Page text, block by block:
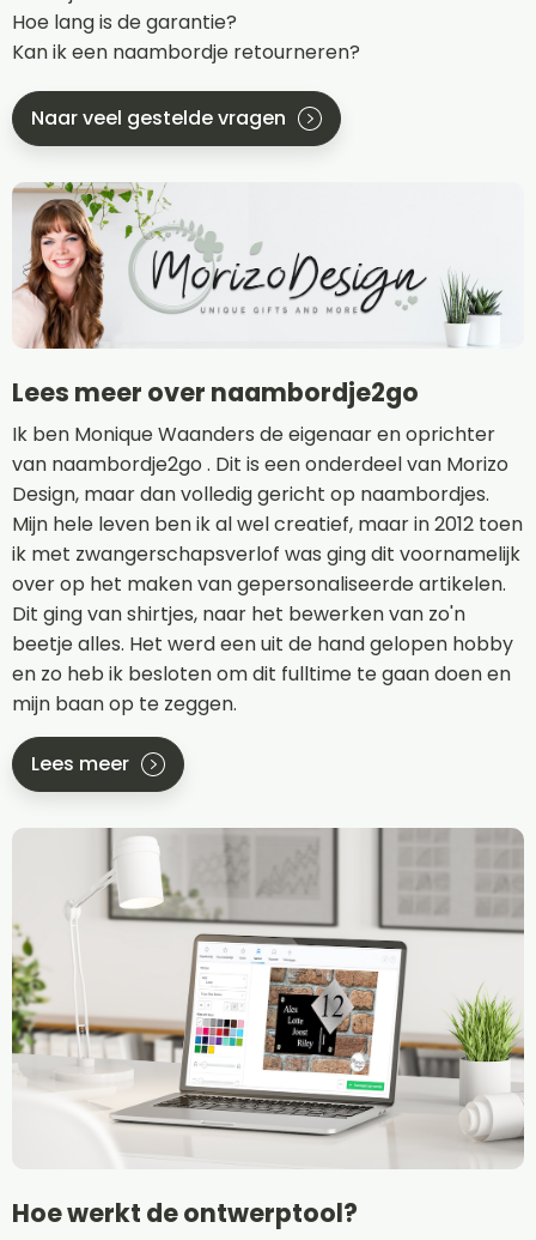
Hoe lang is de garantie?
Kan ik een naambordje retourneren?
Naar veel gestelde vragen
Lees meer over naambordje2go
Ik ben Monique Waanders de eigenaar en oprichter
van naambordje2go . Dit is een onderdeel van Morizo
Design, maar dan volledig gericht op naambordjes.
Mijn hele leven ben ik al wel creatief, maar in 2012 toen
ik met zwangerschapsverlof was ging dit voornamelijk
over op het maken van gepersonaliseerde artikelen.
Dit ging van shirtjes, naar het bewerken van zo'n
beetje alles. Het werd een uit de hand gelopen hobby
en zo heb ik besloten om dit fulltime te gaan doen en
mijn baan op te zeggen.
Lees meer
Hoe werkt de ontwerptool?